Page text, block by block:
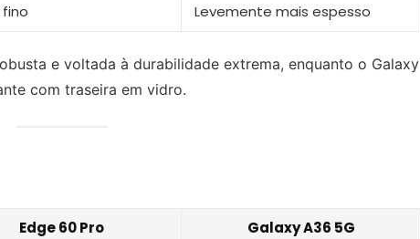
fino Levemente mais espesso
e voltada à durabilidade extrema, enquanto o Galaxy
com traseira em vidro.
Edge 60 Pro Galaxy A36 5G